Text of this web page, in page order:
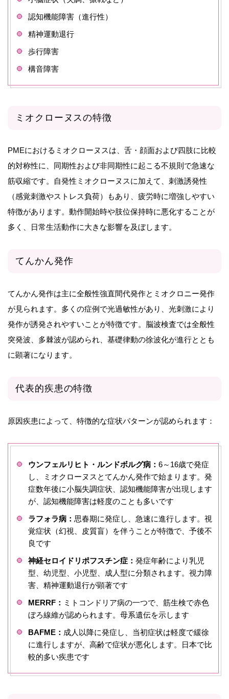
認知機能障害（進行性）
精神運動退行
歩行障害
構音障害
ミオクローヌスの特徴
PMEにおけるミオクローヌスは、舌・顔面および四肢に比較
的対称性に、同期性および非同期性に起こる不規則で急速な
筋収縮です。自発性ミオクローヌスに加えて、刺激誘発性
（感覚刺激やストレス負荷）もあり、疲労時に増強しやすい
特徴があります。動作開始時や肢位保持時に悪化することが
多く、日常生活動作に大きな影響を及ぼします。
てんかん発作
てんかん発作は主に全般性強直間代発作とミオクロニー発作
が見られます。多くの症例で光過敏性があり、光刺激により
発作が誘発されやすいことが特徴です。脳波検査では全般性
突発波、多棘波が認められ、基礎律動の徐波化が進行ととも
に顕著になります。
代表的疾患の特徴
原因疾患によって、特徴的な症状パターンが認められます：
ウンフェルリヒト・ルンドボルグ病： 6～16歳で発症
し、ミオクローヌスとてんかん発作で始まります。発
症数年後に小脳失調症状、認知機能障害が出現します
が、認知機能障害は軽度のことも多いです
ラフォラ病： 思春期に発症し、急速に進行します。視
覚症状（幻視、皮質盲）を伴うことが特徴で、予後不
良です
神経セロイドリポフスチン症： 発症年齢により乳児
型、幼児型、小児型、成人型に分類されます。視力障
害、精神運動退行が顕著です
MERRF： ミトコンドリア病の一つで、筋生検で赤色
ぼろ線維が認められます。母系遺伝を示します
BAFME： 成人以降に発症し、当初症状は軽度で緩徐
に進行しますが、高齢で症状が悪化します。日本で比
較的多い疾患です